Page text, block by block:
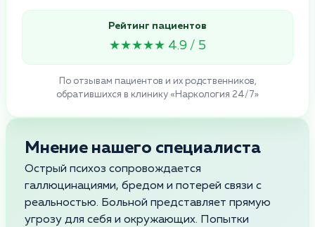
Рейтинг пациентов
★★★★★ 4.9 / 5
По отзывам пациентов и их родственников,
обратившихся в клинику «Наркология 24/7»
Мнение нашего специалиста
Острый психоз сопровождается
галлюцинациями, бредом и потерей связи с
реальностью. Больной представляет прямую
угрозу для себя и окружающих. Попытки